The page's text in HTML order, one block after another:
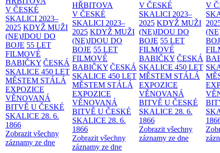
V ČESKÉ
SKALICI 2023–
2025 KDYŽ MUŽI
(NE)JDOU DO
BOJE 55 LET
FILMOVÉ
BABIČKY ČESKÁ
SKALICE 450 LET
MĚSTEM STÁLÁ
EXPOZICE
VĚNOVANÁ
BITVĚ U ČESKÉ
SKALICE 28. 6.
1866
Zobrazit všechny
záznamy ze dne
HŘBITOVA
V ČESKÉ
SKALICI 2023–
2025 KDYŽ MUŽI
(NE)JDOU DO
BOJE 55 LET
FILMOVÉ
BABIČKY ČESKÁ
SKALICE 450 LET
MĚSTEM STÁLÁ
EXPOZICE
VĚNOVANÁ
BITVĚ U ČESKÉ
SKALICE 28. 6.
1866
Zobrazit všechny
záznamy ze dne
V ČESKÉ
SKALICI 2023–
2025 KDYŽ MUŽI
(NE)JDOU DO
BOJE 55 LET
FILMOVÉ
BABIČKY ČESKÁ
SKALICE 450 LET
MĚSTEM STÁLÁ
EXPOZICE
VĚNOVANÁ
BITVĚ U ČESKÉ
SKALICE 28. 6.
1866
Zobrazit všechny
záznamy ze dne
V